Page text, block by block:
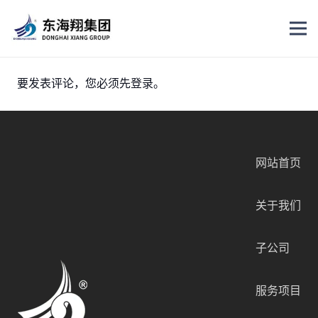
要发表评论，您必须先登录。
网站首页
关于我们
子公司
服务项目